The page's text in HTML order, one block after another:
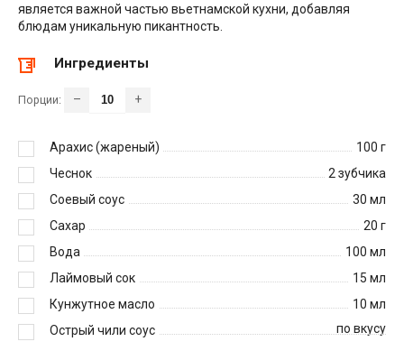
является важной частью вьетнамской кухни, добавляя
блюдам уникальную пикантность.
Ингредиенты
Порции: – +
Арахис (жареный) 100 г
Чеснок
2 зубчика
Соевый соус
30 мл
Сахар
20 г
Вода
100 мл
Лаймовый сок
15 мл
Кунжутное масло
10 мл
Острый чили соус
по вкусу